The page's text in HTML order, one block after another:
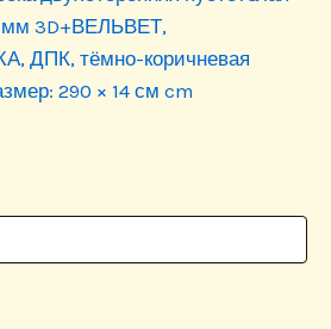
мм 3D+ВЕЛЬВЕТ,
ДПК, тёмно-коричневая
290 × 14 см cm